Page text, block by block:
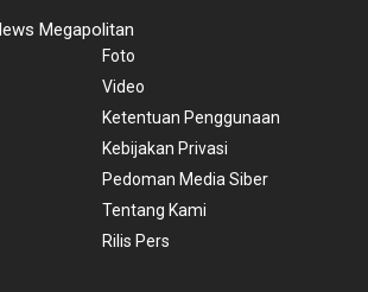
Megapolitan
Foto
Video
Ketentuan Penggunaan
Kebijakan Privasi
Pedoman Media Siber
Tentang Kami
Rilis Pers